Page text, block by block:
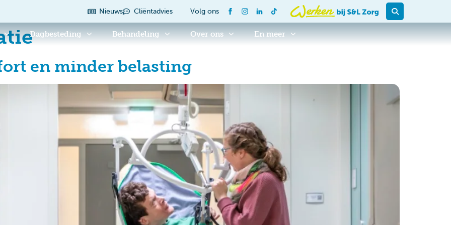
Nieuws Cliëntadvies Volg ons
Dagbesteding Behandeling Over ons En meer
en minder belasting